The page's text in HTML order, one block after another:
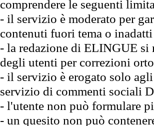
comprendere le seguenti
- il servizio è moderato per
contenuti fuori tema o
- la redazione di ELINGUE
degli utenti per correzioni
- il servizio è erogato solo
servizio di commenti sociali
- l'utente non può formulare
- un quesito non può